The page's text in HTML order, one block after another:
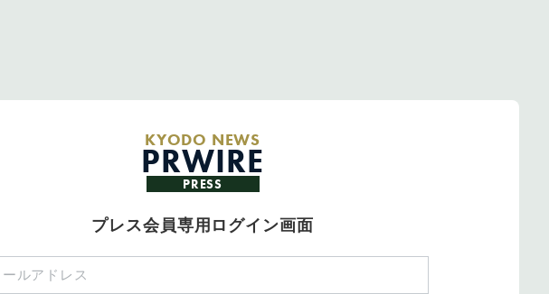
KYODO NEWS
PRWIRE
PRESS
プレス会員専用ログイン画面